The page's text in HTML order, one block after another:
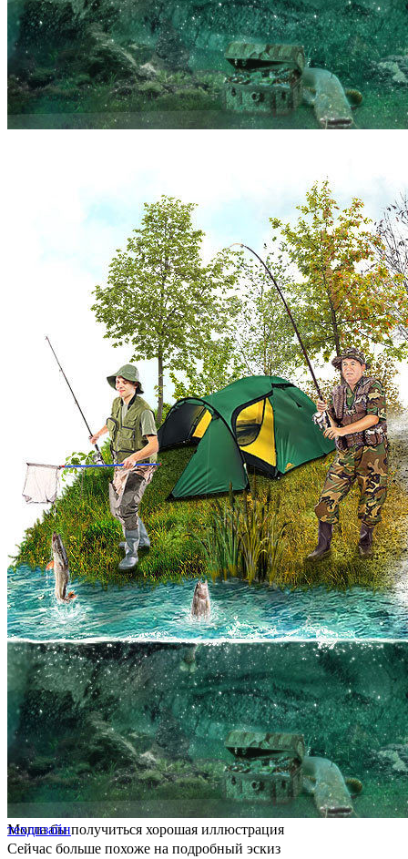
Могла бы получиться хорошая иллюстрация
Сейчас больше похоже на подробный эскиз
техдизайн